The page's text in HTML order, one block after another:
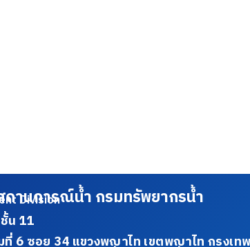
ถานการณ์น้ำ กรมทรัพยากรน้ำ
Division
น 11
ที่ 6 ซอย 34 แขวงพญาไท เขตพญาไท กรุงเ